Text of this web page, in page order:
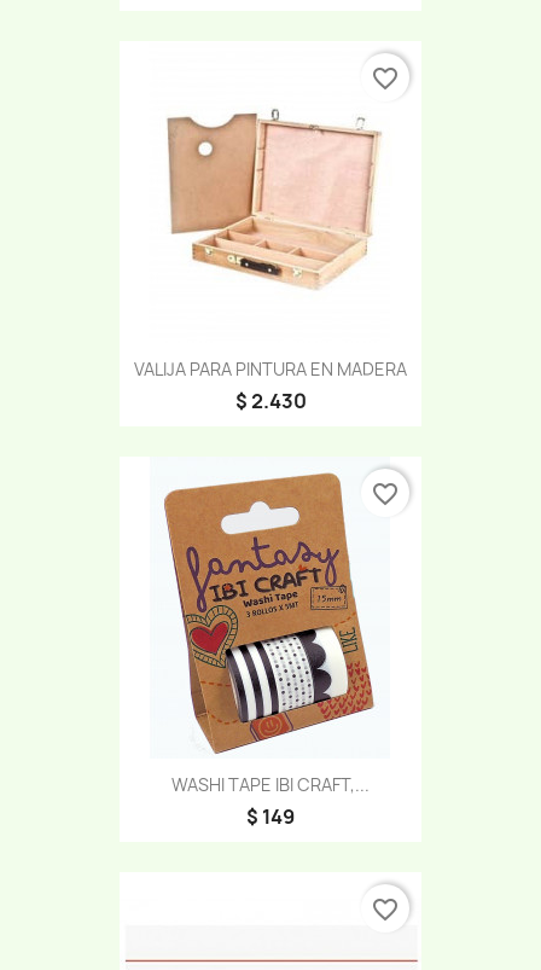
VALIJA PARA PINTURA EN MADERA
$ 2.430
favorite_border
WASHI TAPE IBI CRAFT,...
$ 149
favorite_border
favorite_border